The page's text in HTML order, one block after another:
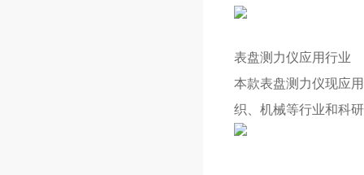
表盘测力仪应用行业
本款表盘测力仪现应
织、机械等行业和科